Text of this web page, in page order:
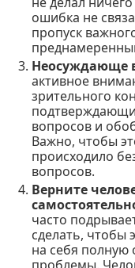
ошибка не
пропуск
Неосуждающе
активное
зрительного
вопросов и
Важно, чтобы
происходило
вопросов.
Верните
часто
сделать, чтобы
на себя полную